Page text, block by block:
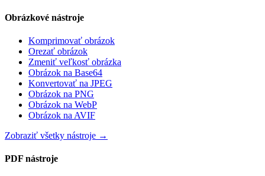
Obrázkové nástroje
Komprimovať obrázok
Orezať obrázok
Zmeniť veľkosť obrázka
Obrázok na Base64
Konvertovať na JPEG
Obrázok na PNG
Obrázok na WebP
Obrázok na AVIF
Zobraziť všetky nástroje →
PDF nástroje